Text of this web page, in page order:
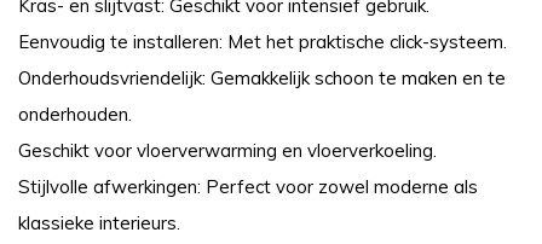
Kras- en slijtvast: Geschikt voor intensief gebruik.
Eenvoudig te installeren: Met het praktische click-systeem.
Onderhoudsvriendelijk: Gemakkelijk schoon te maken en te
onderhouden.
Geschikt voor vloerverwarming en vloerverkoeling.
Stijlvolle afwerkingen: Perfect voor zowel moderne als
klassieke interieurs.